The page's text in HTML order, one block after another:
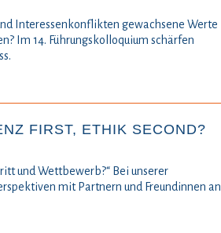
Interessenkonflikten gewachsene Werte
Im 14. Führungskolloquium schärfen
FIRST, ETHIK SECOND?
und Wettbewerb?“ Bei unserer
mit Partnern und Freundinnen an